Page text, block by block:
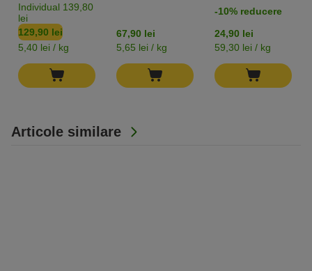
Articole similare
Individual 139,80
lei
129,90 lei
5,40 lei / kg
67,90 lei
5,65 lei / kg
-10% reducere
24,90 lei
59,30 lei / kg